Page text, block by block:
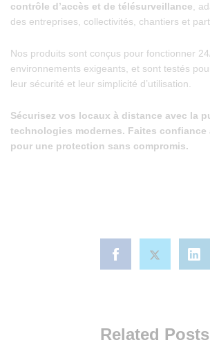
contrôle d’accès et de télésurveillance ,
des entreprises, collectivités, chantiers et
Nos produits sont conçus pour fonctionner
environnements exigeants, et sont testés
leur sécurité et leur simplicité d’utilisation.
Sécurisez vos locaux à distance avec la
technologies modernes. Faites confiance
pour une protection sans compromis.
Related Posts